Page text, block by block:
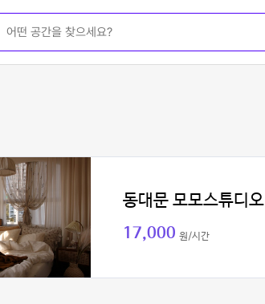
동대문 모모스튜디오
17,000 원/시간